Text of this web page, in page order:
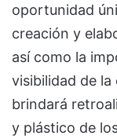
oportunidad
creación y
así como la
visibilidad de
brindará
y plástico de